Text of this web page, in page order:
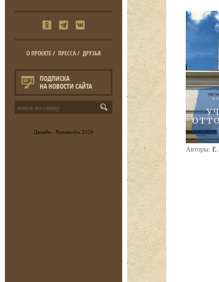
О ПРОЕКТЕ/ ПРЕССА/ ДРУЗЬЯ
ПОДПИСКА
НА НОВОСТИ САЙТА
Дизайн - Notamedia 2026
Авторы: Е.